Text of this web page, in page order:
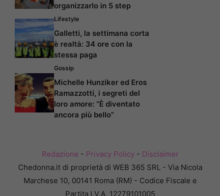
Galletti, la settimana corta
è realtà: 34 ore con la
Michelle Hunziker ed Eros
Ramazzotti, i segreti del
loro amore: “È diventato
ancora più bello”
Redazione Privacy Policy
Disclaimer
Chedonna.it di proprietà di WEB 365 SRL - Via Nicola
Marchese 10, 00141 Roma (RM) - Codice Fiscale e
Partita I.V.A. 12279101005